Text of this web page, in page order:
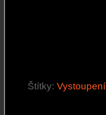
Štítky: Vystoupení